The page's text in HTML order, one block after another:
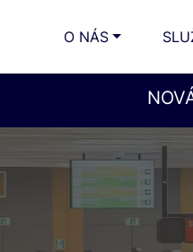
O NÁS